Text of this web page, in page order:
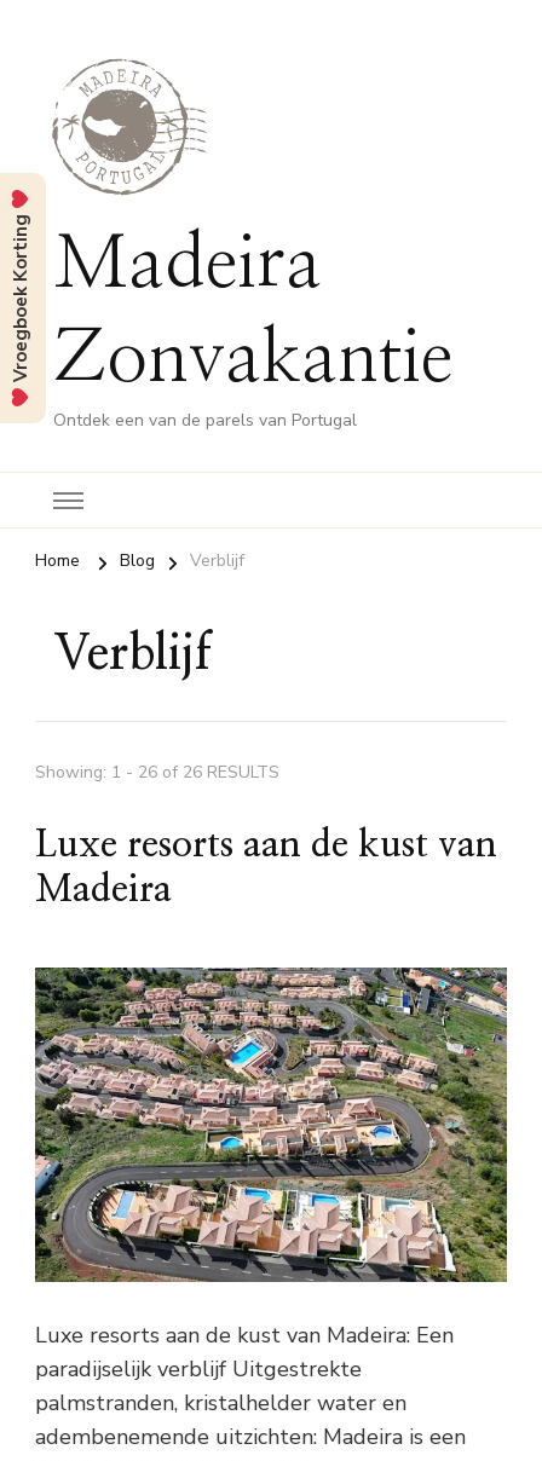
Madeira
Zonvakantie
Ontdek een van de parels van Portugal
Home Blog Verblijf
Verblijf
Showing: 1 - 26 of 26 RESULTS
Luxe resorts aan de kust van
Madeira
Luxe resorts aan de kust van Madeira: Een
paradijselijk verblijf Uitgestrekte
palmstranden, kristalhelder water en
adembenemende uitzichten: Madeira is een
Vroegboek Korting